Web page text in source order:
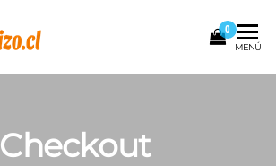
cobertizo.cl
0
MENÚ
Checkout